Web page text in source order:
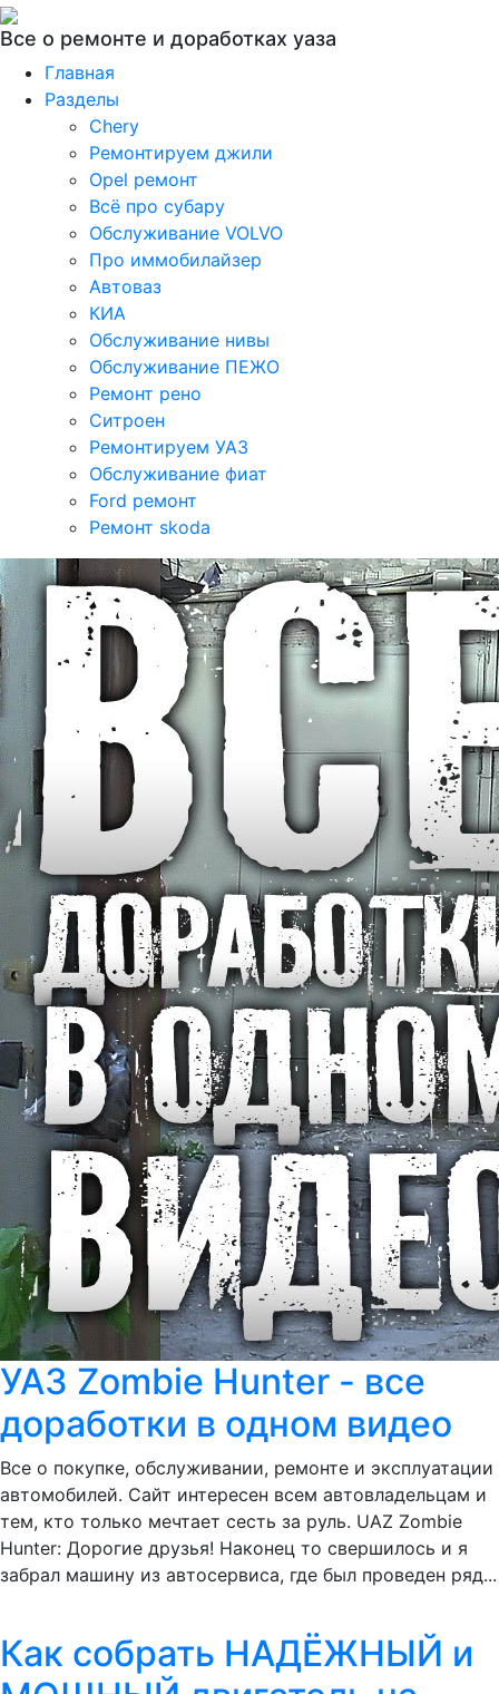
Все о ремонте и доработках уаза
Главная
Разделы
Chery
Ремонтируем джили
Opel ремонт
Всё про субару
Обслуживание VOLVO
Про иммобилайзер
Автоваз
КИА
Обслуживание нивы
Обслуживание ПЕЖО
Ремонт рено
Ситроен
Ремонтируем УАЗ
Обслуживание фиат
Ford ремонт
Ремонт skoda
УАЗ Zombie Hunter - все
доработки в одном видео
Все о покупке, обслуживании, ремонте и эксплуатации
автомобилей. Сайт интересен всем автовладельцам и
тем, кто только мечтает сесть за руль. UAZ Zombie
Hunter: Дорогие друзья! Наконец то свершилось и я
забрал машину из автосервиса, где был проведен ряд...
Как собрать НАДЁЖНЫЙ и